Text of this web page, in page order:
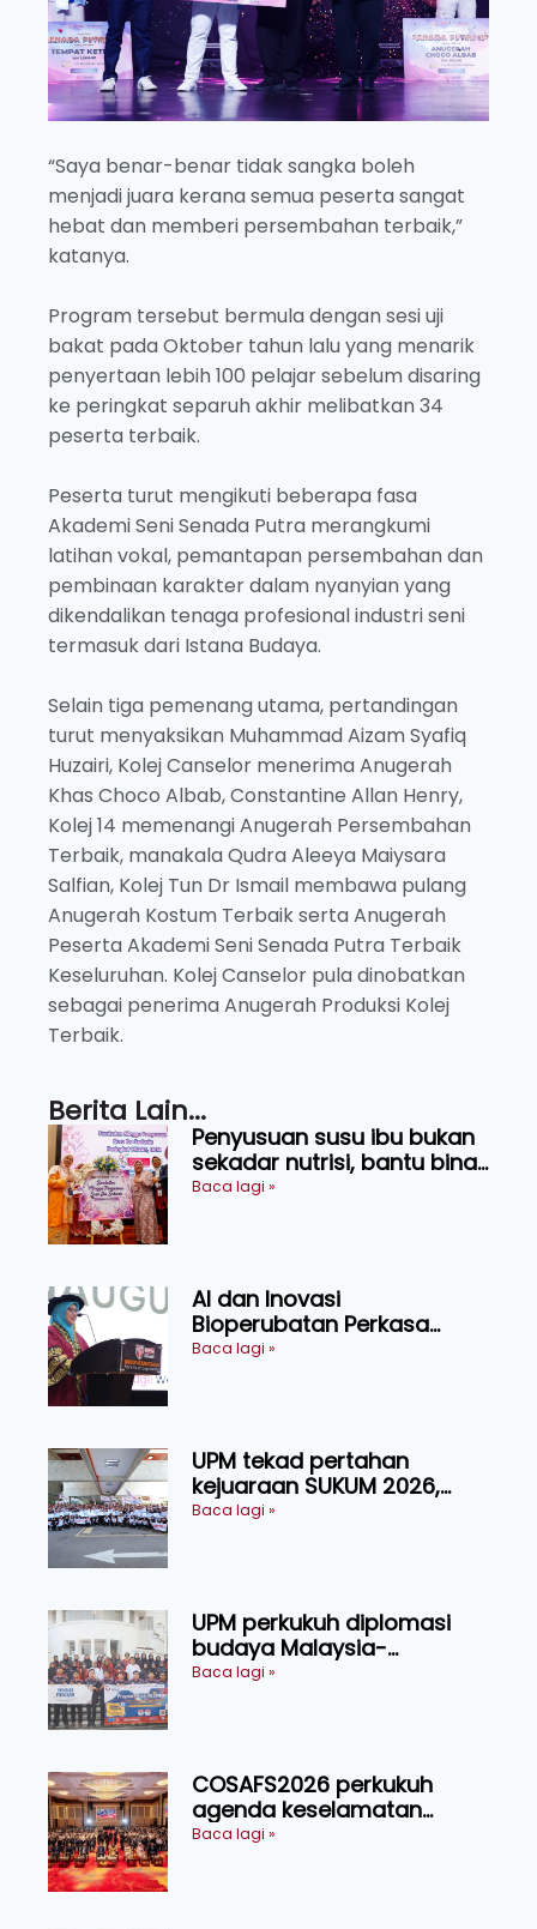
“Saya benar-benar tidak sangka boleh
menjadi juara kerana semua peserta sangat
hebat dan memberi persembahan terbaik,”
katanya.
Program tersebut bermula dengan sesi uji
bakat pada Oktober tahun lalu yang menarik
penyertaan lebih 100 pelajar sebelum disaring
ke peringkat separuh akhir melibatkan 34
peserta terbaik.
Peserta turut mengikuti beberapa fasa
Akademi Seni Senada Putra merangkumi
latihan vokal, pemantapan persembahan dan
pembinaan karakter dalam nyanyian yang
dikendalikan tenaga profesional industri seni
termasuk dari Istana Budaya.
Selain tiga pemenang utama, pertandingan
turut menyaksikan Muhammad Aizam Syafiq
Huzairi, Kolej Canselor menerima Anugerah
Khas Choco Albab, Constantine Allan Henry,
Kolej 14 memenangi Anugerah Persembahan
Terbaik, manakala Qudra Aleeya Maiysara
Salfian, Kolej Tun Dr Ismail membawa pulang
Anugerah Kostum Terbaik serta Anugerah
Peserta Akademi Seni Senada Putra Terbaik
Keseluruhan. Kolej Canselor pula dinobatkan
sebagai penerima Anugerah Produksi Kolej
Terbaik.
Berita Lain...
Penyusuan susu ibu bukan
sekadar nutrisi, bantu bina
generasi lebih sihat
Baca lagi »
AI dan Inovasi
Bioperubatan Perkasa
Pengesanan Awal Penyakit,
Baca lagi »
UPM tekad pertahan
kejuaraan SUKUM 2026,
sasar 16 pingat emas
Baca lagi »
UPM perkukuh diplomasi
budaya Malaysia-
Indonesia melalui Narasi
Baca lagi »
COSAFS2026 perkukuh
agenda keselamatan
makanan, AgriHub pacu
Baca lagi »